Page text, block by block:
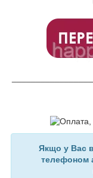
Якщо у Вас
телефоном